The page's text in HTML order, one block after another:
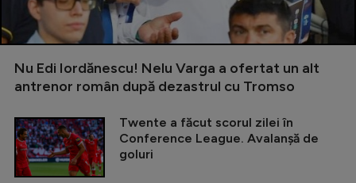
Nu Edi Iordănescu! Nelu Varga a ofertat un alt
antrenor român după dezastrul cu Tromso
Twente a făcut scorul zilei în
Conference League. Avalanșă de
goluri